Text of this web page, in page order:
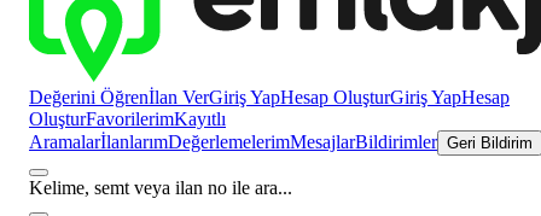
Değerini Öğrenİlan VerGiriş YapHesap OluşturGiriş YapHesap
OluşturFavorilerimKayıtlı
AramalarİlanlarımDeğerlemelerimMesajlarBildirimler Geri Bildirim
Kelime, semt veya ilan no ile ara...